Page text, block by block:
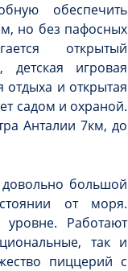
обеспечить
но без пафосных
открытый
игровая
отдыха и открытая
садом и охраной.
Анталии 7км, до
довольно большой
от моря.
Работают
так и
пиццерий с